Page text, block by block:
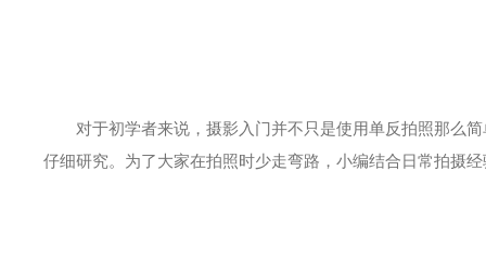
对于初学者来说，摄影入门并不只是使用单反拍照那么简
仔细研究。为了大家在拍照时少走弯路，小编结合日常拍摄